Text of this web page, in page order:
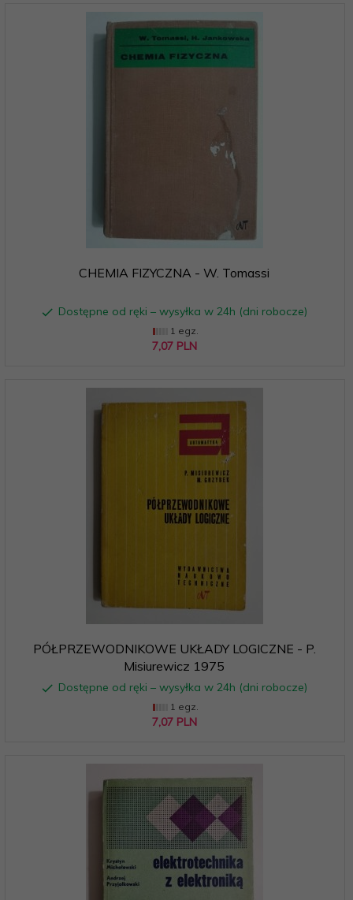
CHEMIA FIZYCZNA - W. Tomassi
Dostępne od ręki – wysyłka w 24h (dni robocze)
1 egz.
7,07 PLN
PÓŁPRZEWODNIKOWE UKŁADY LOGICZNE - P.
Misiurewicz 1975
Dostępne od ręki – wysyłka w 24h (dni robocze)
1 egz.
7,07 PLN